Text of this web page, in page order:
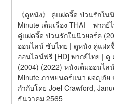
《ดูหนัง》 คู่แฝดจี๊ด ป่วนรักใน
Minute เต็มเรื่อง THAI – พาก
คู่แฝดจี๊ด ป่วนรักในนิวยอร์ค
ออนไลน์ ซับไทย | ดูหนัง คู่แฝด
ออนไลน์ฟรี [HD] พากย์ไทย |
(2004) (2022) หนังเต็มออนไล
Minute ภาพยนตร์แนว ผจญภั
กำกับโดย Joel Crawford,
ธันวาคม 2565